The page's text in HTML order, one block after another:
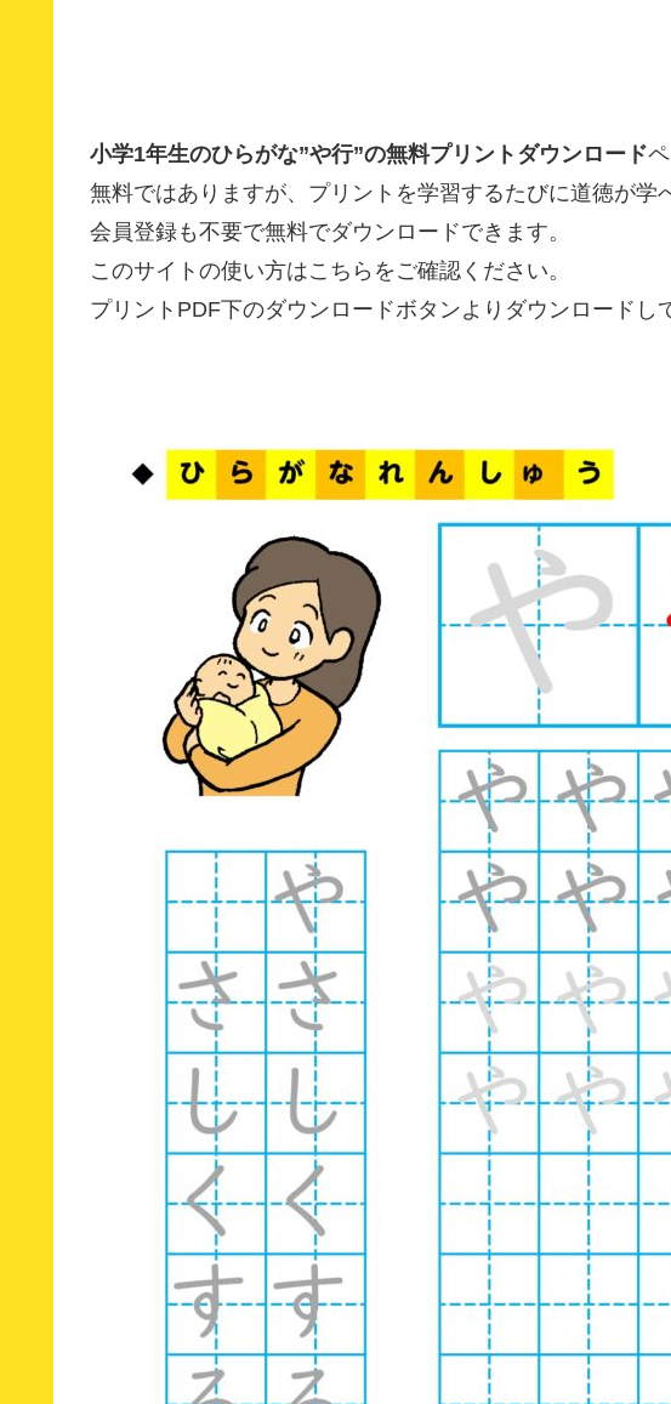
小学1年生のひらがな”や行”の無料プリントダウンロード
無料ではありますが、プリントを学習するたびに道徳が学
会員登録も不要で無料でダウンロードできます。
このサイトの使い方はこちらをご確認ください。
プリントPDF下のダウンロードボタンよりダウンロードし